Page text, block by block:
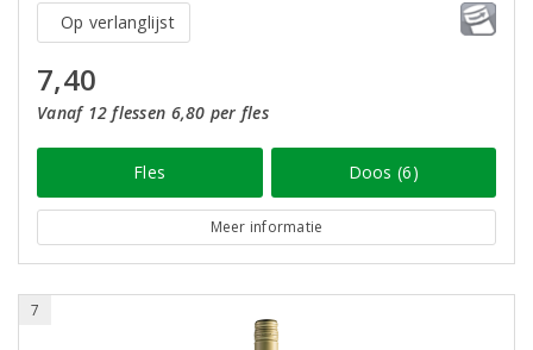
Op verlanglijst
7,40
Vanaf 12 flessen 6,80 per fles
Fles Doos (6)
Meer informatie
7